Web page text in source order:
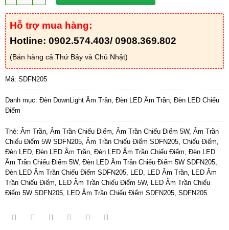
Hỗ trợ mua hàng:
Hotline: 0902.574.403/ 0908.369.802
(Bán hàng cả Thứ Bảy và Chủ Nhật)
Mã: SDFN205
Danh mục: Đèn DownLight Âm Trần, Đèn LED Âm Trần, Đèn LED Chiếu
Điểm
Thẻ: Âm Trần, Âm Trần Chiếu Điểm, Âm Trần Chiếu Điểm 5W, Âm Trần
Chiếu Điểm 5W SDFN205, Âm Trần Chiếu Điểm SDFN205, Chiếu Điểm,
Đèn LED, Đèn LED Âm Trần, Đèn LED Âm Trần Chiếu Điểm, Đèn LED
Âm Trần Chiếu Điểm 5W, Đèn LED Âm Trần Chiếu Điểm 5W SDFN205,
Đèn LED Âm Trần Chiếu Điểm SDFN205, LED, LED Âm Trần, LED Âm
Trần Chiếu Điểm, LED Âm Trần Chiếu Điểm 5W, LED Âm Trần Chiếu
Điểm 5W SDFN205, LED Âm Trần Chiếu Điểm SDFN205, SDFN205